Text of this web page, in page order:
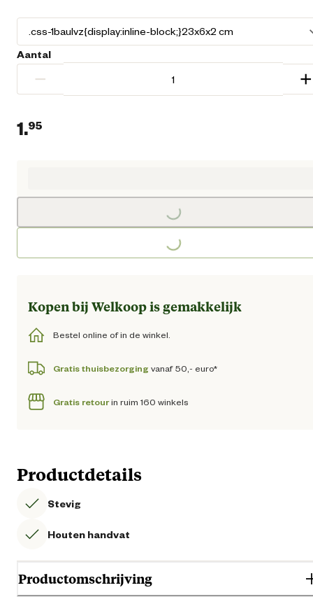
Aantal
− +
1.95
Loading...
Loading...
Kopen bij Welkoop is gemakkelijk
Bestel online of in de winkel.
Gratis thuisbezorging vanaf 50,- euro*
Gratis retourin ruim 160 winkels
Productdetails
Stevig
Houten handvat
Productomschrijving